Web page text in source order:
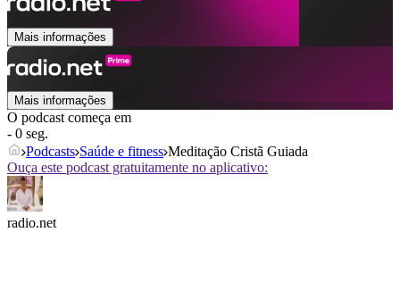
Mais informações
Mais informações
O podcast começa em
- 0 seg.
Podcasts Saúde e fitness Meditação Cristã Guiada
Ouça este podcast gratuitamente no aplicativo:
radio.net